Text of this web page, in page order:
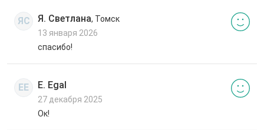
ЯС Я. Светлана, Томск
13 января 2026
спасибо!
EE E. Egal
27 декабря 2025
Ок!